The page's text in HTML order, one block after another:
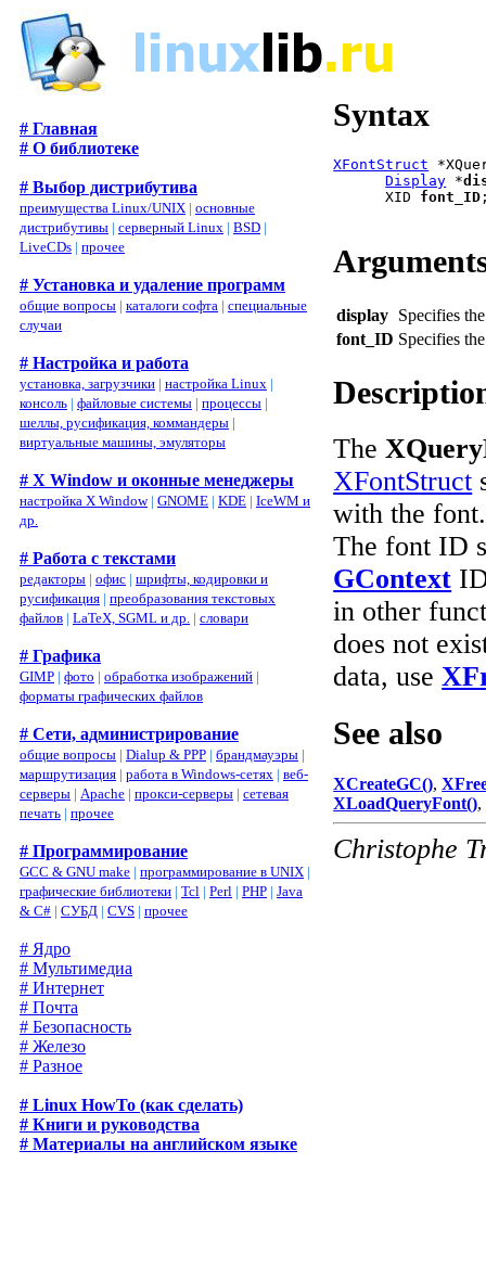
# Главная
# О библиотеке
# Выбор дистрибутива
преимущества Linux/UNIX | основные
дистрибутивы | серверный Linux | BSD |
LiveCDs | прочее
# Установка и удаление программ
общие вопросы | каталоги софта | специальные
случаи
# Настройка и работа
установка, загрузчики | настройка Linux |
консоль | файловые системы | процессы |
шеллы, русификация, коммандеры |
виртуальные машины, эмуляторы
# X Window и оконные менеджеры
настройка X Window| GNOME | KDE | IceWM и
др.
# Работа с текстами
редакторы | офис | шрифты, кодировки и
русификация | преобразования текстовых
файлов | LaTeX, SGML и др. | словари
# Графика
GIMP | фото | обработка изображений |
форматы графических файлов
# Сети, администрирование
общие вопросы | Dialup & PPP | брандмауэры |
маршрутизация | работа в Windows-сетях | веб-
серверы | Apache | прокси-серверы | сетевая
печать | прочее
# Программирование
GCC & GNU make | программирование в UNIX |
графические библиотеки | Tcl | Perl | PHP | Java
& C# | СУБД | CVS | прочее
# Ядро
# Мультимедиа
# Интернет
# Почта
# Безопасность
# Железо
# Разное
# Linux HowTo (как сделать)
# Книги и руководства
# Материалы на английском языке
Syntax
XFontStruct
Display *
      XID
font_ID
display Specifies
font_ID Specifies
The
XFontStruct
with the
The font ID
GContext
in other
does not
data, use
See also
XCreateGC(),
XLoadQueryFont(),
Christophe